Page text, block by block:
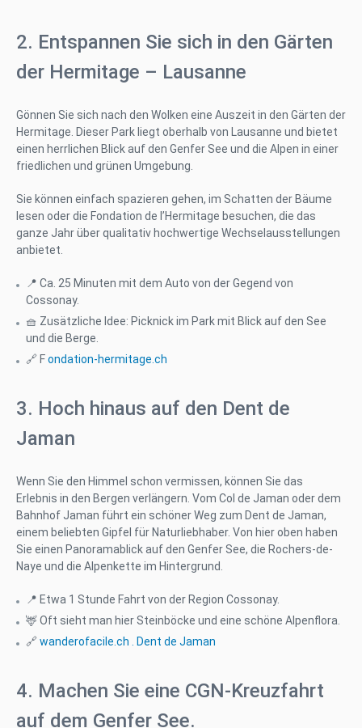
2. Entspannen Sie sich in den Gärten
der Hermitage – Lausanne
Gönnen Sie sich nach den Wolken eine Auszeit in den Gärten der
Hermitage. Dieser Park liegt oberhalb von Lausanne und bietet
einen herrlichen Blick auf den Genfer See und die Alpen in einer
friedlichen und grünen Umgebung.
Sie können einfach spazieren gehen, im Schatten der Bäume
lesen oder die Fondation de l’Hermitage besuchen, die das
ganze Jahr über qualitativ hochwertige Wechselausstellungen
anbietet.
📍 Ca. 25 Minuten mit dem Auto von der Gegend von
Cossonay.
🧺 Zusätzliche Idee: Picknick im Park mit Blick auf den See
und die Berge.
🔗 Fondation-hermitage.ch
3. Hoch hinaus auf den Dent de
Jaman
Wenn Sie den Himmel schon vermissen, können Sie das
Erlebnis in den Bergen verlängern. Vom Col de Jaman oder dem
Bahnhof Jaman führt ein schöner Weg zum Dent de Jaman,
einem beliebten Gipfel für Naturliebhaber. Von hier oben haben
Sie einen Panoramablick auf den Genfer See, die Rochers-de-
Naye und die Alpenkette im Hintergrund.
📍 Etwa 1 Stunde Fahrt von der Region Cossonay.
🦌 Oft sieht man hier Steinböcke und eine schöne Alpenflora.
🔗 wanderofacile.ch . Dent de Jaman
4. Machen Sie eine CGN-Kreuzfahrt
auf dem Genfer See.